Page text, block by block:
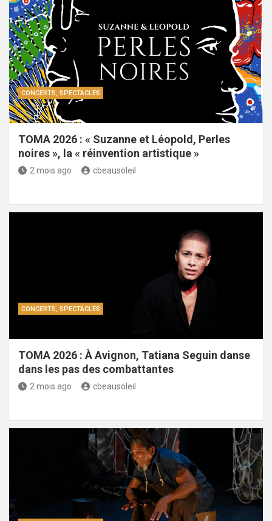
CONCERTS, SPECTACLES
TOMA 2026 : « Suzanne et Léopold, Perles
noires », la « réinvention artistique »
2 mois ago cbeausoleil
CONCERTS, SPECTACLES
TOMA 2026 : À Avignon, Tatiana Seguin danse
dans les pas des combattantes
2 mois ago cbeausoleil